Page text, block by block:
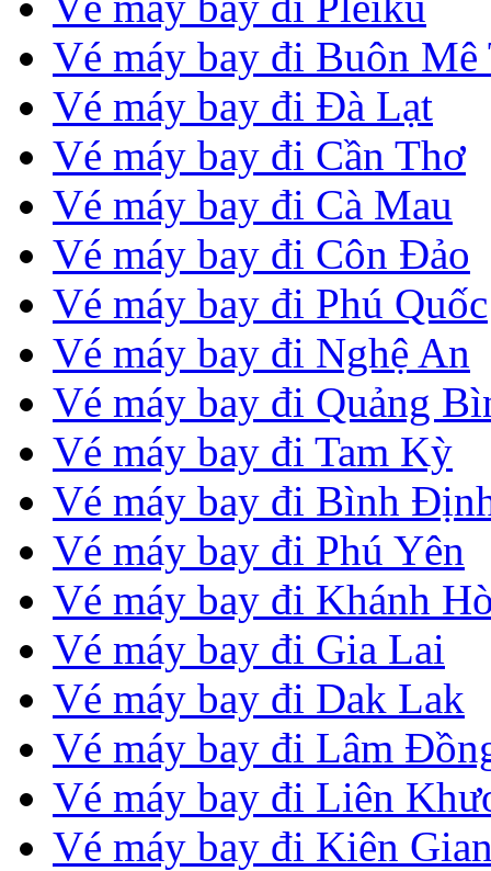
Vé máy bay đi Buôn Mê
Vé máy bay đi Đà Lạt
Vé máy bay đi Cần Thơ
Vé máy bay đi Cà Mau
Vé máy bay đi Côn Đảo
Vé máy bay đi Phú Quốc
Vé máy bay đi Nghệ An
Vé máy bay đi Quảng
Vé máy bay đi Tam Kỳ
Vé máy bay đi Bình
Vé máy bay đi Phú Yên
Vé máy bay đi Khánh
Vé máy bay đi Gia Lai
Vé máy bay đi Dak Lak
Vé máy bay đi Lâm
Vé máy bay đi Liên
Vé máy bay đi Kiên